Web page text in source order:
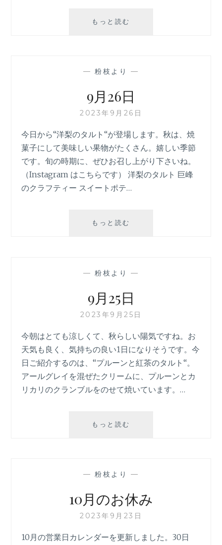
もっと読む
— 粉枝より —
9月26日
2023年9月26日
今日から“洋梨のタルト“が登場します。秋は、焼
菓子にして美味しい果物がたくさん。嬉しい季節
です。旬の時期に、ぜひお召し上がり下さいね。
（Instagram はこちらです） 洋梨のタルト 巨峰
のクラフティー スイートポテ…
もっと読む
— 粉枝より —
9月25日
2023年9月25日
今朝はとても涼しくて、秋らしい陽気ですね。お
天気も良く、気持ちの良い1日になりそうです。今
日ご紹介するのは、“プルーンと紅茶のタルト“。
アールグレイを混ぜたクリームに、プルーンとカ
リカリのクランブルをのせて焼いています。…
もっと読む
— 粉枝より —
10月のお休み
2023年9月23日
10月の営業日カレンダーを更新しました。30日